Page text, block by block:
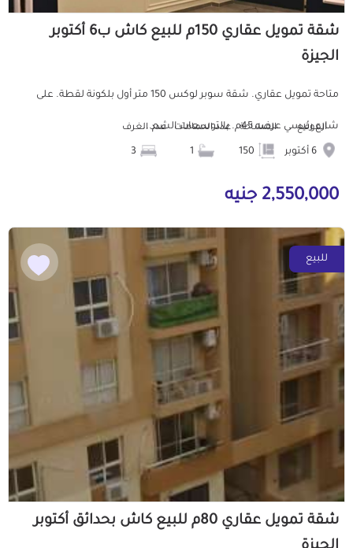
شقة تمويل عقاري 150م للبيع كاش ب6 أكتوبر
الجيزة
متاحة تمويل عقاري. شقة سوبر لوكس 150 متر أول بلكونة لقطة. على
شارع رئيسي عرضه 45م. بالتوسعات الشم...
الموقع المساحة عدد الحمامات عدد الغرف
2,550,000 جنيه
للبيع
شقة تمويل عقاري 80م للبيع كاش بحدائق أكتوبر